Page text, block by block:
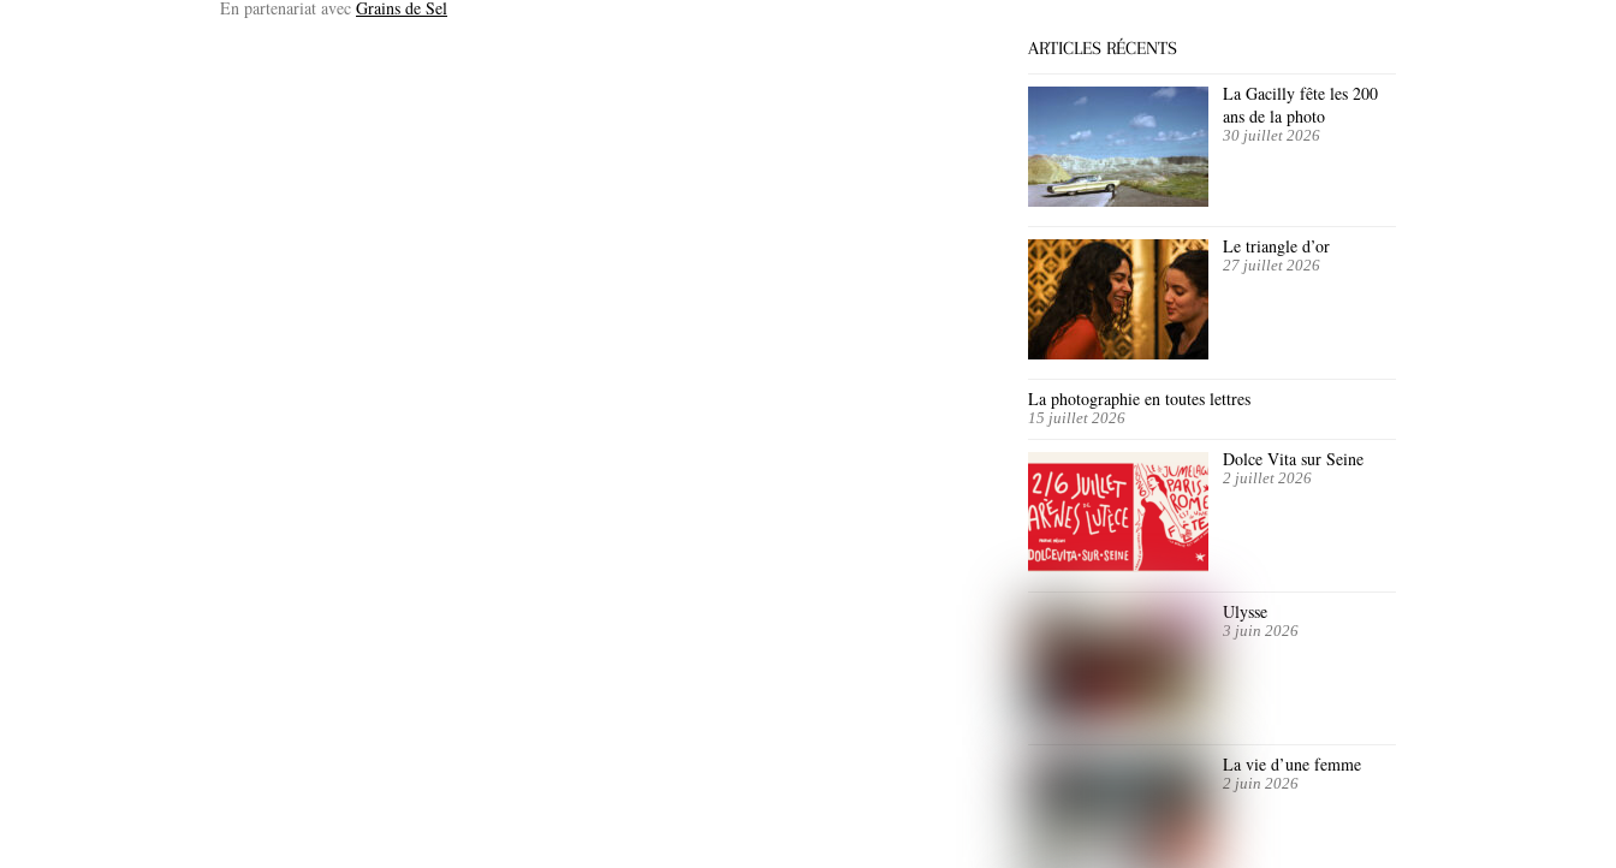
En partenariat avec Grains de Sel
ARTICLES RÉCENTS
La Gacilly fête les 200
ans de la photo
30 juillet 2026
Le triangle d’or
27 juillet 2026
La photographie en toutes lettres
15 juillet 2026
Dolce Vita sur Seine
2 juillet 2026
Ulysse
3 juin 2026
La vie d’une femme
2 juin 2026